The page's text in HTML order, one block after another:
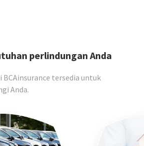
perlindungan Anda
BCAinsurance tersedia untuk
Anda.